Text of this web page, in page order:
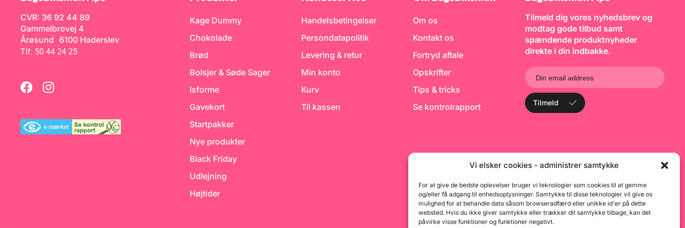
Vi elsker cookies - administrer samtykke
For at give de bedste oplevelser bruger vi teknologier som cookies til at gemme
og/eller få adgang til enhedsoplysninger. Samtykke til disse teknologier vil give os
mulighed for at behandle data såsom browseradfærd eller unikke id'er på dette
websted. Hvis du ikke giver samtykke eller trækker dit samtykke tilbage, kan det
påvirke visse funktioner og funktioner negativt.
CVR: 36 92 44 89
Gammelbrovej 4
Årøsund 6100 Haderslev
Tlf: 50 44 24 25
Kage Dummy
Chokolade
Brød
Bolsjer & Søde Sager
Isforme
Gavekort
Startpakker
Nye produkter
Black Friday
Udlejning
Højtider
Handelsbetingelser
Persondatapolitik
Levering & retur
Min konto
Kurv
Til kassen
Om os
Kontakt os
Fortryd aftale
Opskrifter
Tips & tricks
Se kontrolrapport
Tilmeld dig vores nyhedsbrev og
modtag gode tilbud samt
spændende produktnyheder
direkte i din indbakke.
Tilmeld